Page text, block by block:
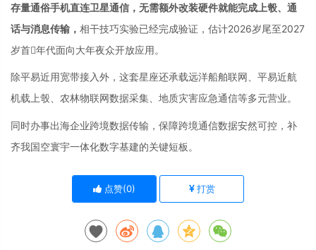
存量通俗手机直连卫星通信，无需额外改装硬件就能完成上彀、通
话与消息传输， 相干技巧实验已经完成验证，估计2026岁尾至2027
岁首年代面向大年夜众开放应用。
除平易近用宽带接入外，这套星座还承载远洋船舶联网、平易近航
机载上彀、农林物联网数据采集、地质灾害应急通信等多元营业。
同时办事出海企业跨境数据传输，保障跨境通信数据安然可控，补
齐我国空寰宇一体化数字基建的关键短板。
点赞(0) 打赏